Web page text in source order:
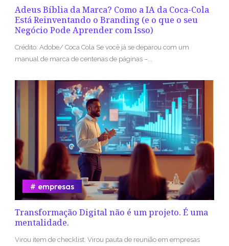
Adeus Bíblia da Marca? Como a IA da Coca-Cola
Está Reinventando o Branding (e o que o seu
Negócio Pode Aprender com Isso)
Crédito: Adobe/ Coca Cola Se você já se deparou com um
manual de marca de centenas de páginas –...
Transformação Digital não é um projeto. É uma
mentalidade.
empresas
Virou item de checklist. Virou pauta de reunião em empresas